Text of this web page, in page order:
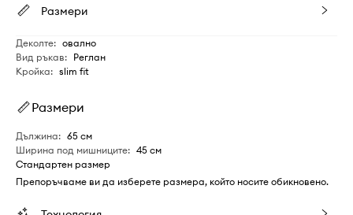
Размери
Деколте: овално
Вид ръкав: Реглан
Кройка: slim fit
Размери
Дължина: 65 см
Ширина под мишниците: 45 см
Стандартен размер
Препоръчваме ви да изберете размера, който носите обикновено.